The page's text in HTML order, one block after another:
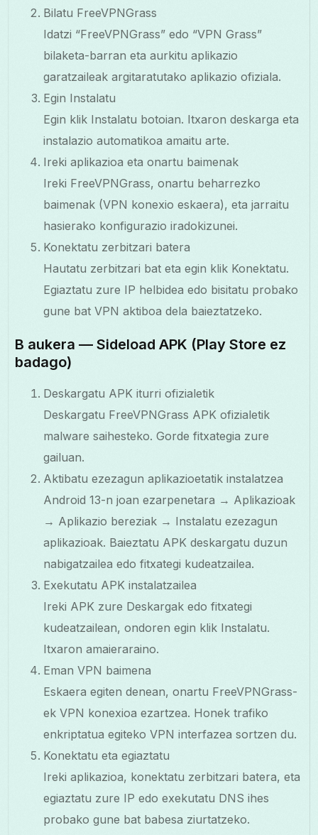
Bilatu FreeVPNGrass
Idatzi “FreeVPNGrass” edo “VPN Grass”
bilaketa-barran eta aurkitu aplikazio
garatzaileak argitaratutako aplikazio ofiziala.
Egin Instalatu
Egin klik Instalatu botoian. Itxaron deskarga eta
instalazio automatikoa amaitu arte.
Ireki aplikazioa eta onartu baimenak
Ireki FreeVPNGrass, onartu beharrezko
baimenak (VPN konexio eskaera), eta jarraitu
hasierako konfigurazio iradokizunei.
Konektatu zerbitzari batera
Hautatu zerbitzari bat eta egin klik Konektatu.
Egiaztatu zure IP helbidea edo bisitatu probako
gune bat VPN aktiboa dela baieztatzeko.
B aukera — Sideload APK (Play Store ez
badago)
Deskargatu APK iturri ofizialetik
Deskargatu FreeVPNGrass APK ofizialetik
malware saihesteko. Gorde fitxategia zure
gailuan.
Aktibatu ezezagun aplikazioetatik instalatzea
Android 13-n joan ezarpenetara → Aplikazioak
→ Aplikazio bereziak → Instalatu ezezagun
aplikazioak. Baieztatu APK deskargatu duzun
nabigatzailea edo fitxategi kudeatzailea.
Exekutatu APK instalatzailea
Ireki APK zure Deskargak edo fitxategi
kudeatzailean, ondoren egin klik Instalatu.
Itxaron amaieraraino.
Eman VPN baimena
Eskaera egiten denean, onartu FreeVPNGrass-
ek VPN konexioa ezartzea. Honek trafiko
enkriptatua egiteko VPN interfazea sortzen du.
Konektatu eta egiaztatu
Ireki aplikazioa, konektatu zerbitzari batera, eta
egiaztatu zure IP edo exekutatu DNS ihes
probako gune bat babesa ziurtatzeko.